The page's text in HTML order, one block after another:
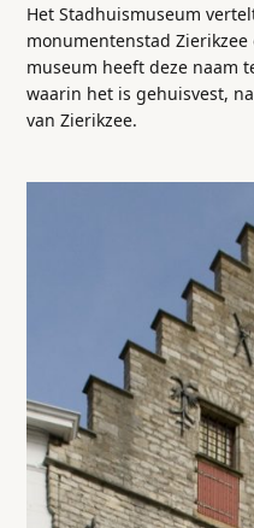
Het Stadhuismuseum
monumentenstad
museum heeft deze naam
waarin het is gehuisvest,
van Zierikzee.